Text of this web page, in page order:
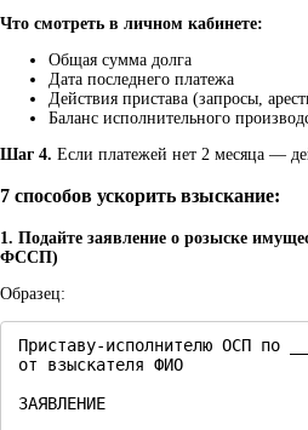
Что смотреть в личном кабинете:
Общая сумма долга
Дата последнего платежа
Действия пристава (запросы,
Баланс исполнительного
Шаг 4. Если платежей нет 2 месяца —
7 способов ускорить взыскание:
1. Подайте заявление о розыске
ФССП)
Образец:
Приставу-исполнителю ОСП по
от взыскателя ФИО
ЗАЯВЛЕНИЕ